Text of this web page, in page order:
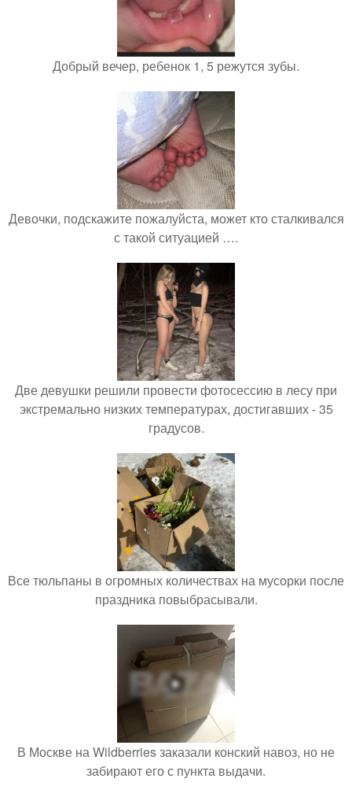
Добрый вечер, ребенок 1, 5 режутся зубы.
Девочки, подскажите пожалуйста, может кто сталкивался
с такой ситуацией ….
Две девушки решили провести фотосессию в лесу при
экстремально низких температурах, достигавших - 35
градусов.
Все тюльпаны в огромных количествах на мусорки после
праздника повыбрасывали.
В Москве на Wildberries заказали конский навоз, но не
забирают его с пункта выдачи.